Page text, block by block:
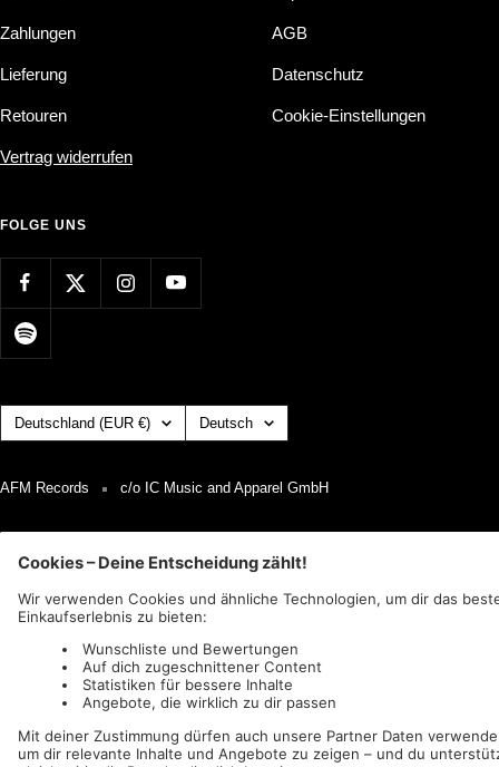
Zahlungen
Lieferung
Retouren
Vertrag widerrufen
AGB
Datenschutz
Cookie-Einstellungen
FOLGE UNS
Land/Region Deutschland (EUR €) Sprache
Deutsch
AFM Records c/o IC Music and Apparel GmbH